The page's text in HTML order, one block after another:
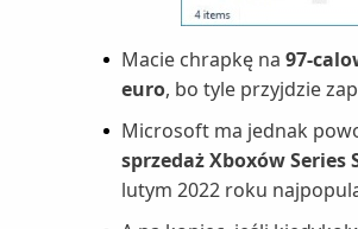
Macie chrapkę na 97-
euro, bo tyle przyjdzie
Microsoft ma jednak
sprzedaż Xboxów Series
lutym 2022 roku